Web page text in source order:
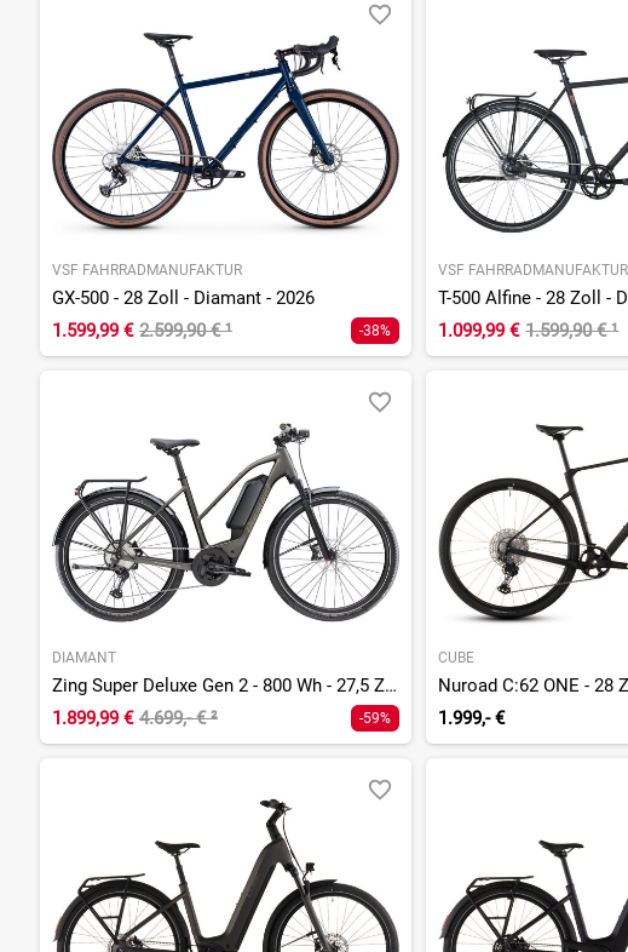
VSF FAHRRADMANUFAKTUR
GX-500 - 28 Zoll - Diamant - 2026
1.599,99 € 2.599,90 €¹ -38%
VSF FAHRRADMANUFAKTUR
T-500 Alfine - 28 Zoll -
1.099,99 € 1.599,90 €¹
DIAMANT
Zing Super Deluxe Gen 2 - 800 Wh - 27,5 Zoll - Trapez
1.899,99 € 4.699,- €² -59%
CUBE
Nuroad C:62 ONE - 28
1.999,- €